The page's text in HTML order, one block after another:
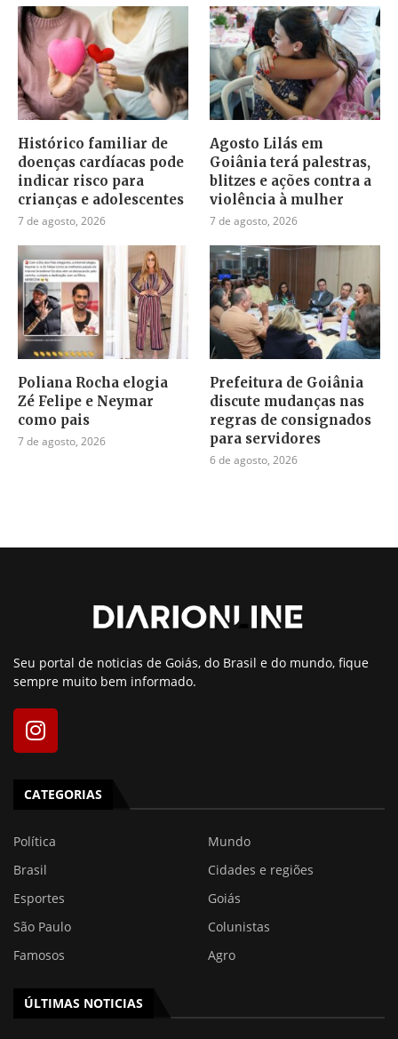
Histórico familiar de
doenças cardíacas pode
indicar risco para
crianças e adolescentes
7 de agosto, 2026
Agosto Lilás em
Goiânia terá palestras,
blitzes e ações contra a
violência à mulher
7 de agosto, 2026
Poliana Rocha elogia
Zé Felipe e Neymar
como pais
7 de agosto, 2026
Prefeitura de Goiânia
discute mudanças nas
regras de consignados
para servidores
6 de agosto, 2026
Seu portal de noticias de Goiás, do Brasil e do mundo, fique
sempre muito bem informado.
CATEGORIAS
Política
Mundo
Brasil
Cidades e regiões
Esportes
Goiás
São Paulo
Colunistas
Famosos
Agro
ÚLTIMAS NOTICIAS